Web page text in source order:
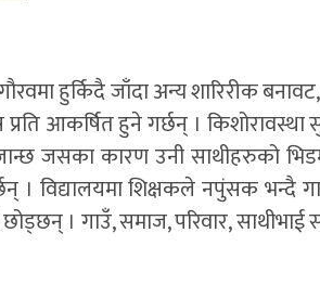
हुर्किदै जाँदा अन्य शारिरीक
प्रति आकर्षित हुने गर्छन् ।
जसका कारण उनी साथीहरुको
। विद्यालयमा शिक्षकले नपुंसक
। गाउँ, समाज, परिवार,